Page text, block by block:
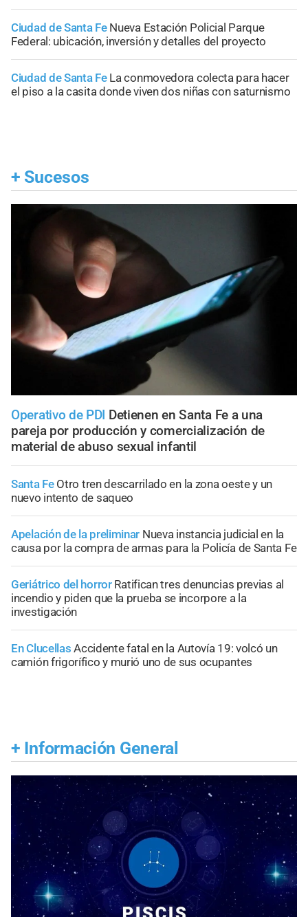
Ciudad de Santa Fe Nueva Estación Policial Parque
Federal: ubicación, inversión y detalles del proyecto
Ciudad de Santa Fe La conmovedora colecta para hacer
el piso a la casita donde viven dos niñas con saturnismo
+ Sucesos
Operativo de PDI Detienen en Santa Fe a una
pareja por producción y comercialización de
material de abuso sexual infantil
Santa Fe Otro tren descarrilado en la zona oeste y un
nuevo intento de saqueo
Apelación de la preliminar Nueva instancia judicial en la
causa por la compra de armas para la Policía de Santa Fe
Geriátrico del horror Ratifican tres denuncias previas al
incendio y piden que la prueba se incorpore a la
investigación
En Clucellas Accidente fatal en la Autovía 19: volcó un
camión frigorífico y murió uno de sus ocupantes
+ Información General